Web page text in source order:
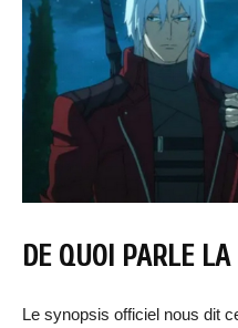
DE QUOI PARLE LA
Le synopsis officiel nous dit